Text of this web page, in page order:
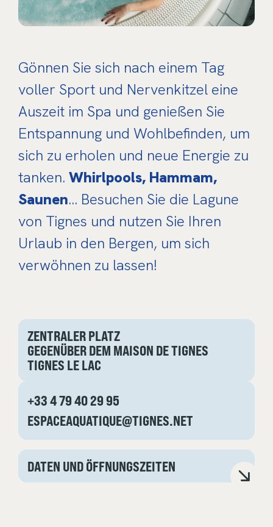
Gönnen Sie sich nach einem Tag
voller Sport und Nervenkitzel eine
Auszeit im Spa und genießen Sie
Entspannung und Wohlbefinden, um
sich zu erholen und neue Energie zu
tanken. Whirlpools, Hammam,
Saunen… Besuchen Sie die Lagune
von Tignes und nutzen Sie Ihren
Urlaub in den Bergen, um sich
verwöhnen zu lassen!
ZENTRALER PLATZ
GEGENÜBER DEM MAISON DE TIGNES
TIGNES LE LAC
+33 4 79 40 29 95
ESPACEAQUATIQUE@TIGNES.NET
DATEN UND ÖFFNUNGSZEITEN